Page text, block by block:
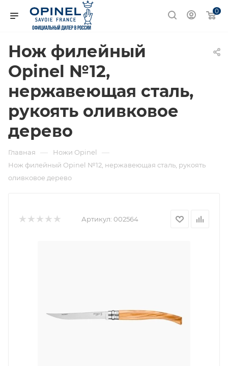
0
Нож филейный
Opinel №12,
нержавеющая сталь,
рукоять оливковое
дерево
Главная — Ножи Opinel —
Нож филейный Opinel №12, нержавеющая сталь, рукоять
оливковое дерево
Артикул: 002564